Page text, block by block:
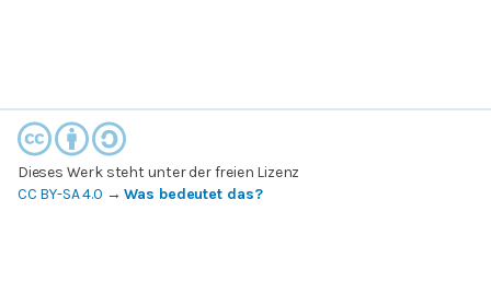
Dieses Werk steht unter der freien Lizenz
CC BY-SA 4.0 →Was bedeutet das?